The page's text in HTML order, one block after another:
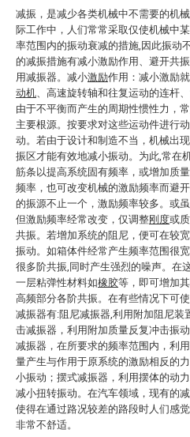
减振，是减少各类机械中不需要的机
际工作中，人们常常采取仅使机械中
率范围内的振动衰减的措施,因此振动
的减振措施有减小激励作用、避开共
用减振器。减小激励作用：减小激励
动机、高速旋转轴和往复运动的连杆
由于不平衡而产生的周期性惯性力，
主要根源。按要求对这些运动件进行动
动。若由于设计和制造不当，机械出
振区才能有效地减小振动。为此,常在
筋条以提高系统固有频率，或增加质
频率，也可改变机械的激励频率而避
的振源不止一个，激励频率较多。或
但激励频率经常改变，仅调整刚度或
共振。若增加系统的阻尼，便可在较
振动。如箱体件经常产生频率范围很
很多阶共振,同时产生强烈的噪声。在
一层粘弹性材料如橡胶等，即可增加
高频部分各阶共振。在有些情况下可
减振器有:阻尼减振器,利用附加阻尼装
击减振器，利用附加质量反复冲击振
减振器，在所要求的频率范围内，利
量产生与作用于原系统的激励相反的
小振动；摆式减振器，利用摆体的动
减小扭转振动。在汽车领域，现有的
使得在通过路况较差的路段时人们感
非常不舒适。